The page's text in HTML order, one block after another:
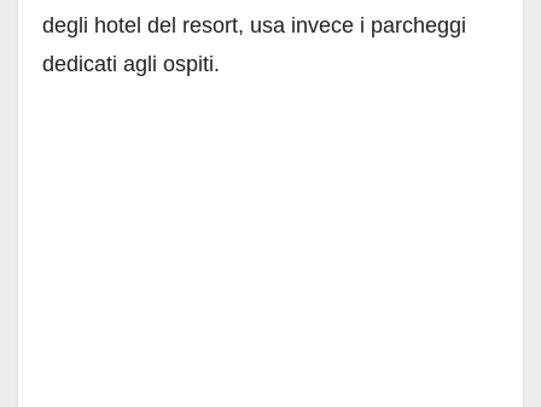
degli hotel del resort, usa invece i parcheggi
dedicati agli ospiti.